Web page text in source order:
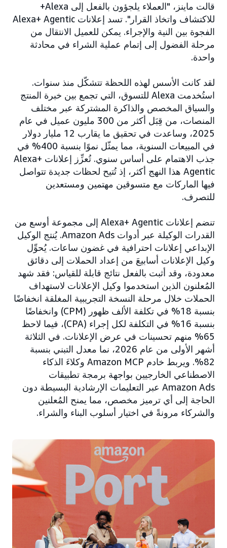
قالت ماينز، "العملاء يلجؤون بالفعل إلى ‎+Alexa
للاكتشاف واتخاذ القرار". تسد إعلانات Alexa+ Agentic
الفجوة بين النية والإجراء. يمكن للعميل الانتقال من
مرحلة الفضول إلى إتمام عملية الشراء في محادثة
واحدة.
لقد كانت الأسس لهذه اللحظة تتشكّل منذ سنوات.
استُخدمت Alexa للتسوق، التي تجمع بين خبرة المنتج
والسياق المخصص والذاكرة المشتركة عبر مختلف
المنصات، من قِبَل أكثر من 300 مليون عميل في عام
2025، وساعدت في تحقيق ما يقارب 12 مليار دولار
في المبيعات السنوية، مما يمثّل نموًا بنسبة 400% في
جذب الاهتمام على أساس سنوي. تُعزِّز إعلانات Alexa+
Agentic هذا النهج أكثر، إذ تُتيح لحظات جديدة تتواصل
فيها الماركات مع متسوقين مهتمين ومستعدين
للتصرف.
تنضم إعلانات Alexa+ Agentic إلى مجموعة أوسع من
القدرات الوكيلة عبر أدوات Amazon Ads. يُنتج الوكيل
الإبداعي إعلانات احترافية في غضون ساعات. يُحوِّل
وكيل الإعلانات أسابيعَ من إعداد الحملات إلى دقائق
معدودة، وقد أثبت بالفعل نتائج قابلة للقياس: فقد شهد
المُعلنون الذين استخدموا وكيل الإعلانات لاستهداف
الحملات خلال مرحلة النسخة التجريبية المغلقة انخفاضًا
بنسبة 18% في تكلفة الألف ظهور (CPM) وانخفاضًا
بنسبة 16% في التكلفة لكل إجراء (CPA)، فيما لاحظ
65% منهم تحسينات في عرض الإعلانات. في الثلاثة
أشهر الأولى من عام 2026، نما معدل التبني بنسبة
82%. ويربط خادم Amazon MCP وكلاءَ الذكاء
الاصطناعي الخارجيين بواجهة برمجة تطبيقات
Amazon Ads عبر التعليمات الإرشادية البسيطة دون
الحاجة إلى أي ترميز مخصص، مما يمنح المُعلنين
والشركاء مرونةً في اختيار أسلوب البناء والشراء.